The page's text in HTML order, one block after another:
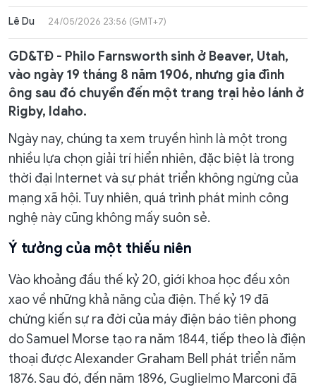
Lê Du 24/05/2026 23:56 (GMT+7)
GD&TĐ - Philo Farnsworth sinh ở Beaver, Utah,
vào ngày 19 tháng 8 năm 1906, nhưng gia đình
ông sau đó chuyển đến một trang trại hẻo lánh ở
Rigby, Idaho.
Ngày nay, chúng ta xem truyền hình là một trong
nhiều lựa chọn giải trí hiển nhiên, đặc biệt là trong
thời đại Internet và sự phát triển không ngừng của
mạng xã hội. Tuy nhiên, quá trình phát minh công
nghệ này cũng không mấy suôn sẻ.
Ý tưởng của một thiếu niên
Vào khoảng đầu thế kỷ 20, giới khoa học đều xôn
xao về những khả năng của điện. Thế kỷ 19 đã
chứng kiến sự ra đời của máy điện báo tiên phong
do Samuel Morse tạo ra năm 1844, tiếp theo là điện
thoại được Alexander Graham Bell phát triển năm
1876. Sau đó, đến năm 1896, Guglielmo Marconi đã